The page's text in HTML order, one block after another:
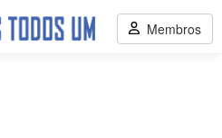
Membros